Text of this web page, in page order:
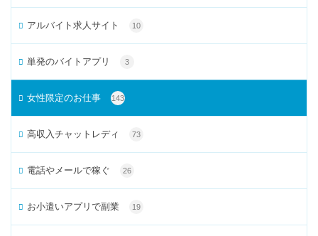
アルバイト求人サイト 10
単発のバイトアプリ 3
女性限定のお仕事 143
高収入チャットレディ 73
電話やメールで稼ぐ 26
お小遣いアプリで副業 19